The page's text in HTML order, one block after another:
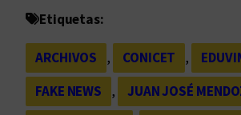
Etiquetas:
ARCHIVOS , CONICET ,
FAKE NEWS
, JUAN JOSÉ